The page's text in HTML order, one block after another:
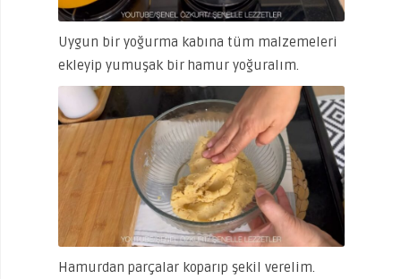
Uygun bir yoğurma kabına tüm malzemeleri
ekleyip yumuşak bir hamur yoğuralım.
Hamurdan parçalar koparıp şekil verelim.